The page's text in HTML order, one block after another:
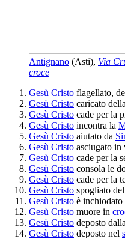
Antignano (Asti), Via
croce
Gesù Cristo flagellato,
Gesù Cristo caricato della
Gesù Cristo cade per la
Gesù Cristo incontra la
Gesù Cristo aiutato da
Gesù Cristo asciugato in
Gesù Cristo cade per la
Gesù Cristo consola le
Gesù Cristo cade per la
Gesù Cristo spogliato
Gesù Cristo è inchiodato
Gesù Cristo muore in
Gesù Cristo deposto dalla
Gesù Cristo deposto nel